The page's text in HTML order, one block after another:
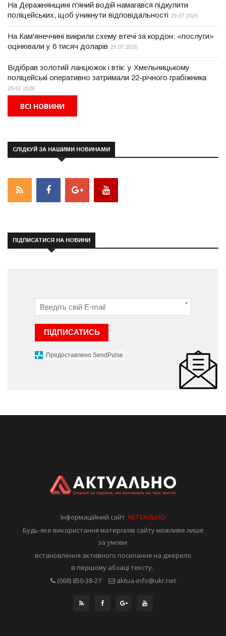
На Деражнянщині п'яний водій намагався підкупити
поліцейських, щоб уникнути відповідальності 29.07.2026
На Кам'янеччині викрили схему втечі за кордон: «послуги»
оцінювали у 6 тисяч доларів 29.07.2026
Відібрав золотий ланцюжок і втік: у Хмельницькому
поліцейські оперативно затримали 22-річного грабіжника
29.07.2026
ВСІ НОВИНИ
СЛІДКУЙ ЗА НАШИМИ НОВИНАМИ
ПІДПИСАТИСЯ НА НОВИНИ
*
ПІДПИСАТИСЬ
Предоставлено SendPulse
Інформаційний сайтАКТУАЛЬНО
Будь-яке використання матеріалів сайту можливе лише
за умови
встановлення активного посилання на джерело
в першому абзаці тексту.
(068) 850-38-27
aktua-info@ukr.net